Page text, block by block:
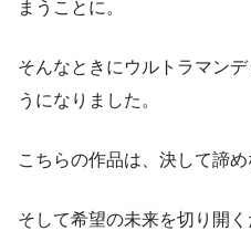
まうことに。
そんなときにウルトラマン
うになりました。
こちらの作品は、 決して諦め
そして希望の未来を切り開